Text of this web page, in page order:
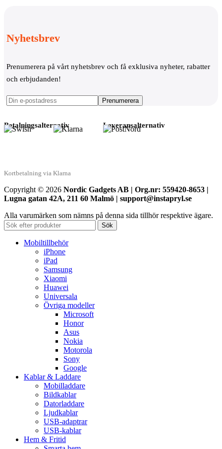
Nyhetsbrev
Prenumerera på vårt nyhetsbrev och få exklusiva nyheter, rabatter
och erbjudanden!
Betalningsalternativ
Kortbetalning via Klarna
Leveransalternativ
Copyright © 2026 Nordic Gadgets AB | Org.nr: 559420-8653 |
Lugna gatan 42A, 211 60 Malmö | support@instapryl.se
Alla varumärken som nämns på denna sida tillhör respektive ägare.
Sök
Mobiltillbehör
iPhone
iPad
Samsung
Xiaomi
Huawei
Universala
Övriga modeller
Microsoft
Honor
Asus
Nokia
Motorola
Sony
Google
Kablar & Laddare
Mobilladdare
Bildkablar
Datorladdare
Ljudkablar
USB-adaptrar
USB-kablar
Hem & Fritid